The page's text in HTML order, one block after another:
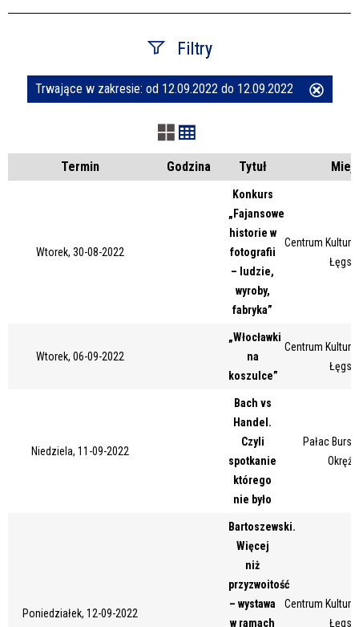
Filtry
Szukana fraza
Kategoria
Organizator
Trwające w zakresie: od 12.09.2022 do 12.09.2022
Termin Godzina Tytuł
Wtorek, 30-08-2022
Konkurs
„Fajansowe
historie w
fotografii
– ludzie,
wyroby,
fabryka”
Centrum Kultury
Wtorek, 06-09-2022
„Włocławki
na
koszulce”
Centrum Kultury
Niedziela, 11-09-2022
Bach vs
Handel.
Czyli
spotkanie
którego
nie było
Pałac
Poniedziałek, 12-09-2022
Bartoszewski.
Więcej
niż
przyzwoitość
– wystawa
w ramach
Centrum Kultury